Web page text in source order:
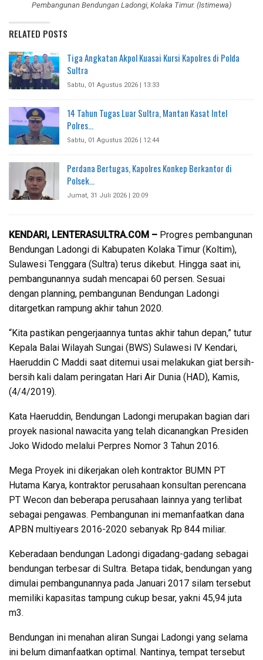
Pembangunan Bendungan Ladongi, Kolaka Timur. (Istimewa)
RELATED POSTS
Tiga Angkatan Akpol Kuasai Kursi Kapolres di Polda
Sultra
Sabtu, 01 Agustus 2026 | 13:33
14 Tahun Tugas Luar Sultra, Mantan Kasat Intel
Polres…
Sabtu, 01 Agustus 2026 | 12:44
Perdana Bertugas, Kapolres Konkep Berkantor di
Polsek…
Jumat, 31 Juli 2026 | 20:09
KENDARI, LENTERASULTRA.COM – Progres pembangunan
Bendungan Ladongi di Kabupaten Kolaka Timur (Koltim),
Sulawesi Tenggara (Sultra) terus dikebut. Hingga saat ini,
pembangunannya sudah mencapai 60 persen. Sesuai
dengan planning, pembangunan Bendungan Ladongi
ditargetkan rampung akhir tahun 2020.
“Kita pastikan pengerjaannya tuntas akhir tahun depan,” tutur
Kepala Balai Wilayah Sungai (BWS) Sulawesi lV Kendari,
Haeruddin C Maddi saat ditemui usai melakukan giat bersih-
bersih kali dalam peringatan Hari Air Dunia (HAD), Kamis,
(4/4/2019).
Kata Haeruddin, Bendungan Ladongi merupakan bagian dari
proyek nasional nawacita yang telah dicanangkan Presiden
Joko Widodo melalui Perpres Nomor 3 Tahun 2016.
Mega Proyek ini dikerjakan oleh kontraktor BUMN PT
Hutama Karya, kontraktor perusahaan konsultan perencana
PT Wecon dan beberapa perusahaan lainnya yang terlibat
sebagai pengawas. Pembangunan ini memanfaatkan dana
APBN multiyears 2016-2020 sebanyak Rp 844 miliar.
Keberadaan bendungan Ladongi digadang-gadang sebagai
bendungan terbesar di Sultra. Betapa tidak, bendungan yang
dimulai pembangunannya pada Januari 2017 silam tersebut
memiliki kapasitas tampung cukup besar, yakni 45,94 juta
m3.
Bendungan ini menahan aliran Sungai Ladongi yang selama
ini belum dimanfaatkan optimal. Nantinya, tempat tersebut